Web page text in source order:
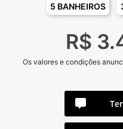
5 BANHEIROS
R$
Os valores e condições